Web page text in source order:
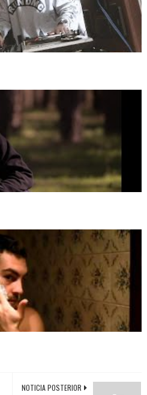
NOTICIA POSTERIOR